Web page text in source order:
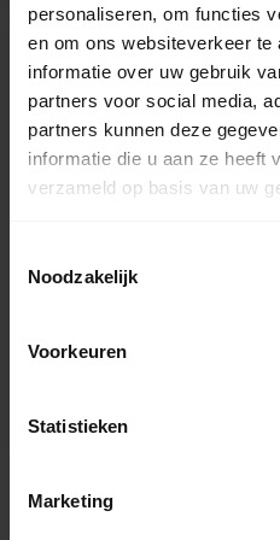
personaliseren, om functies
en om ons websiteverkeer
informatie over uw gebruik
partners voor social media,
partners kunnen deze
informatie die u aan ze heeft
verzameld op basis van uw
Noodzakelijk
Voorkeuren
Statistieken
Marketing
CARDIN
En stock